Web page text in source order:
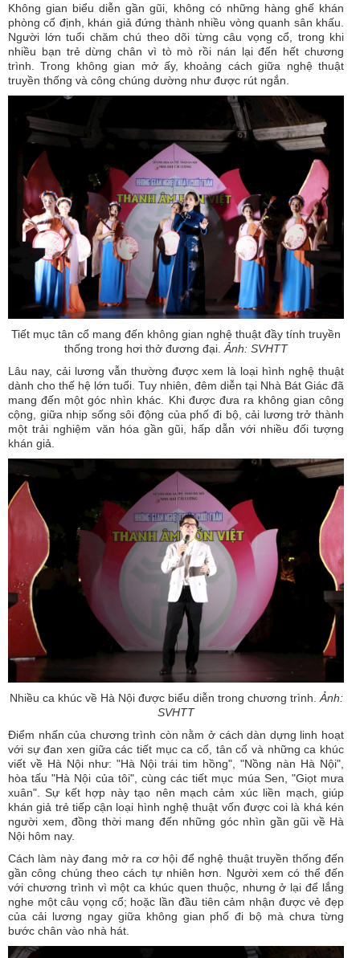
Không gian biểu diễn gần gũi, không có những hàng ghế khán
phòng cố định, khán giả đứng thành nhiều vòng quanh sân khấu.
Người lớn tuổi chăm chú theo dõi từng câu vọng cổ, trong khi
nhiều bạn trẻ dừng chân vì tò mò rồi nán lại đến hết chương
trình. Trong không gian mở ấy, khoảng cách giữa nghệ thuật
truyền thống và công chúng dường như được rút ngắn.
Tiết mục tân cổ mang đến không gian nghệ thuật đầy tính truyền
thống trong hơi thở đương đại.Ảnh: SVHTT
Lâu nay, cải lương vẫn thường được xem là loại hình nghệ thuật
dành cho thế hệ lớn tuổi. Tuy nhiên, đêm diễn tại Nhà Bát Giác đã
mang đến một góc nhìn khác. Khi được đưa ra không gian công
cộng, giữa nhịp sống sôi động của phố đi bộ, cải lương trở thành
một trải nghiệm văn hóa gần gũi, hấp dẫn với nhiều đối tượng
khán giả.
Nhiều ca khúc về Hà Nội được biểu diễn trong chương trình. Ảnh:
SVHTT
Điểm nhấn của chương trình còn nằm ở cách dàn dựng linh hoạt
với sự đan xen giữa các tiết mục ca cổ, tân cổ và những ca khúc
viết về Hà Nội như: "Hà Nội trái tim hồng", "Nồng nàn Hà Nội",
hòa tấu "Hà Nội của tôi", cùng các tiết mục múa Sen, "Giọt mưa
xuân". Sự kết hợp này tạo nên mạch cảm xúc liền mạch, giúp
khán giả trẻ tiếp cận loại hình nghệ thuật vốn được coi là khá kén
người xem, đồng thời mang đến những góc nhìn gần gũi về Hà
Nội hôm nay.
Cách làm này đang mở ra cơ hội để nghệ thuật truyền thống đến
gần công chúng theo cách tự nhiên hơn. Người xem có thể đến
với chương trình vì một ca khúc quen thuộc, nhưng ở lại để lắng
nghe một câu vọng cổ; hoặc lần đầu tiên cảm nhận được vẻ đẹp
của cải lương ngay giữa không gian phố đi bộ mà chưa từng
bước chân vào nhà hát.